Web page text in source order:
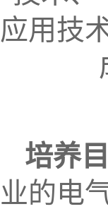
应用技
培养目
业的电